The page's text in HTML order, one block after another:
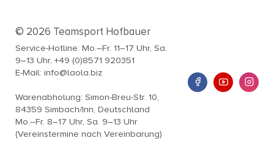
© 2026 Teamsport Hofbauer
Service-Hotline: Mo.–Fr. 11–17 Uhr, Sa.
9–13 Uhr, +49 (0)8571 920351
E-Mail: info@laola.biz
Warenabholung: Simon-Breu-Str. 10,
84359 Simbach/Inn, Deutschland
Mo.–Fr. 8–17 Uhr, Sa. 9–13 Uhr
(Vereinstermine nach Vereinbarung)